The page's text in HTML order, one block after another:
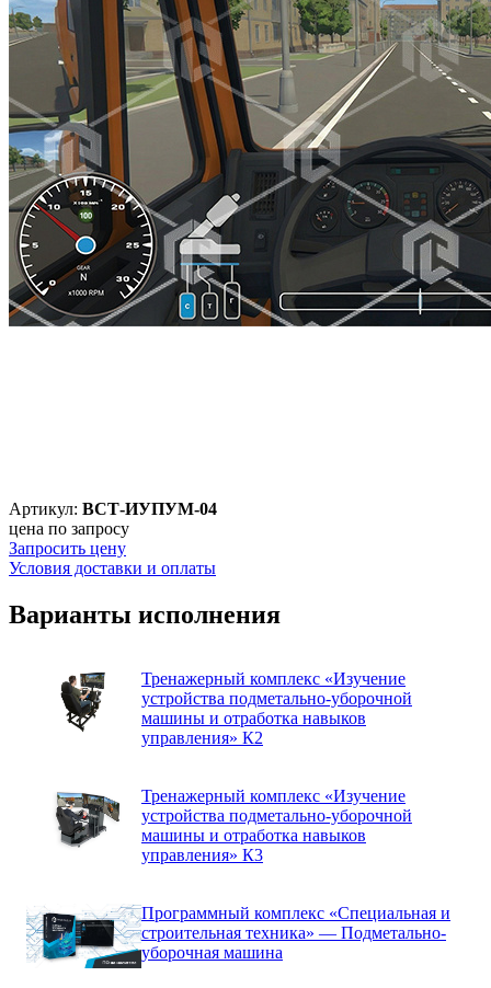
Артикул: ВСТ-ИУПУМ-04
цена по запросу
Запросить цену
Условия доставки и оплаты
Варианты исполнения
Тренажерный комплекс «Изучение
устройства подметально-уборочной
машины и отработка навыков
управления» К2
Тренажерный комплекс «Изучение
устройства подметально-уборочной
машины и отработка навыков
управления» К3
Программный комплекс «Специальная и
строительная техника» — Подметально-
уборочная машина